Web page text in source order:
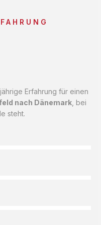
Erfahrung für einen
nach Dänemark , bei
steht.